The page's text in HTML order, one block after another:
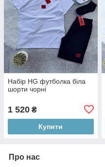
Набір HG футболка біла
шорти чорні
1 520 ₴
Купити
Про нас